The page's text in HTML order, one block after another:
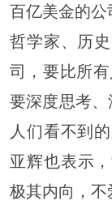
百亿美金的公
哲学家、历
司，要比所
要深度思考
人们看不到
亚辉也表示
极其内向，不